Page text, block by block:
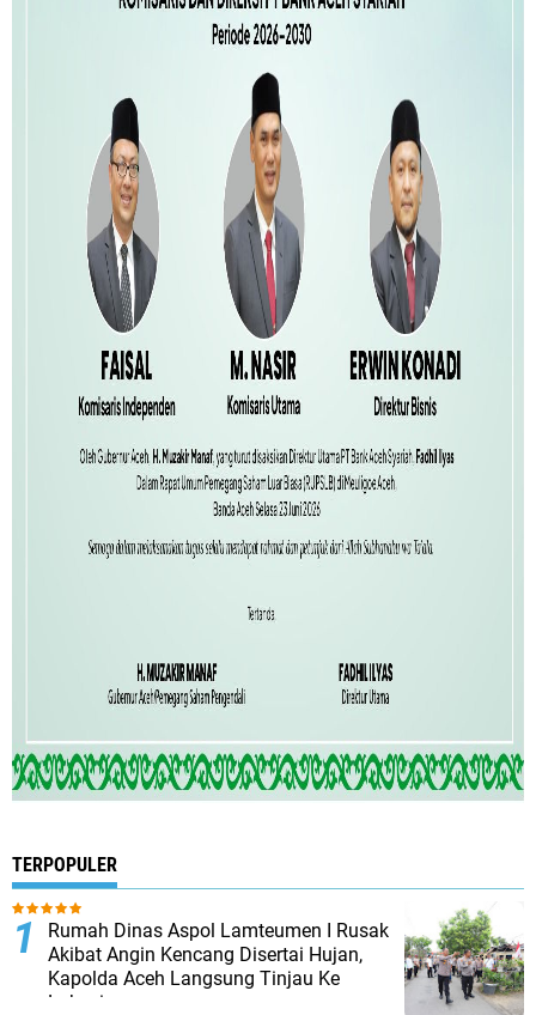
TERPOPULER
Rumah Dinas Aspol Lamteumen I Rusak
Akibat Angin Kencang Disertai Hujan,
Kapolda Aceh Langsung Tinjau Ke
Lokasi